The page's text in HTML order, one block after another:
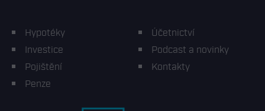
Hypotéky
Investice
Pojištění
Penze
Účetnictví
Podcast a novinky
Kontakty